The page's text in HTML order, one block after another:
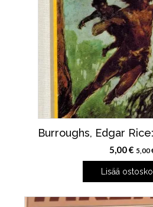
Burroughs, Edgar
5,00€ 5,00
Lisää